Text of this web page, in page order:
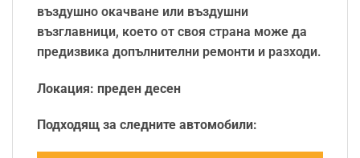
въздушно окачване или въздушни
възглавници, което от своя страна може да
предизвика допълнителни ремонти и разходи.
Локация: преден десен
Подходящ за следните автомобили: